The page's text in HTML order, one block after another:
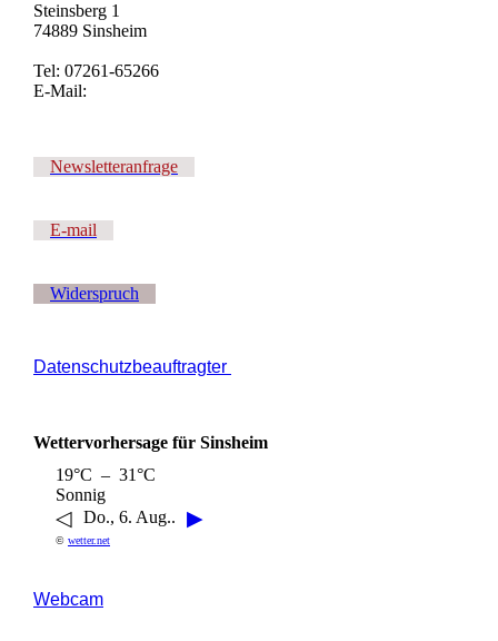
Steinsberg 1
74889 Sinsheim
Tel: 07261-65266
E-Mail:
Newsletteranfrage
E-mail
Widerspruch
Datenschutzbeauftragter
Wettervorhersage für Sinsheim
19°C – 31°C
Sonnig
◁ Do., 6. Aug.. ▶
© wetter.net
Webcam